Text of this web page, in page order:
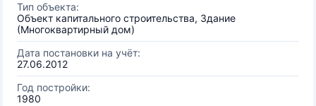
Тип объекта:
Объект капитального строительства, Здание
(Многоквартирный дом)
Дата постановки на учёт:
27.06.2012
Год постройки:
1980